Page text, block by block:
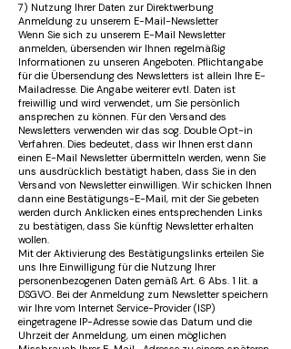
7) Nutzung Ihrer Daten zur Direktwerbung
Anmeldung zu unserem E-Mail-Newsletter
Wenn Sie sich zu unserem E-Mail Newsletter
anmelden, übersenden wir Ihnen regelmäßig
Informationen zu unseren Angeboten. Pflichtangabe
für die Übersendung des Newsletters ist allein Ihre E-
Mailadresse. Die Angabe weiterer evtl. Daten ist
freiwillig und wird verwendet, um Sie persönlich
ansprechen zu können. Für den Versand des
Newsletters verwenden wir das sog. Double Opt-in
Verfahren. Dies bedeutet, dass wir Ihnen erst dann
einen E-Mail Newsletter übermitteln werden, wenn Sie
uns ausdrücklich bestätigt haben, dass Sie in den
Versand von Newsletter einwilligen. Wir schicken Ihnen
dann eine Bestätigungs-E-Mail, mit der Sie gebeten
werden durch Anklicken eines entsprechenden Links
zu bestätigen, dass Sie künftig Newsletter erhalten
wollen.
Mit der Aktivierung des Bestätigungslinks erteilen Sie
uns Ihre Einwilligung für die Nutzung Ihrer
personenbezogenen Daten gemäß Art. 6 Abs. 1 lit. a
DSGVO. Bei der Anmeldung zum Newsletter speichern
wir Ihre vom Internet Service-Provider (ISP)
eingetragene IP-Adresse sowie das Datum und die
Uhrzeit der Anmeldung, um einen möglichen